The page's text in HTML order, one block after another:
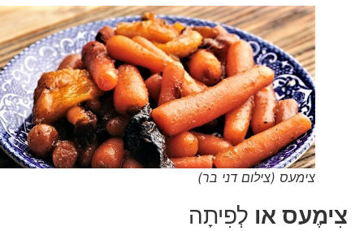
צימעס (צילום דני בר)
צִימֶעס אולְפִיתָה